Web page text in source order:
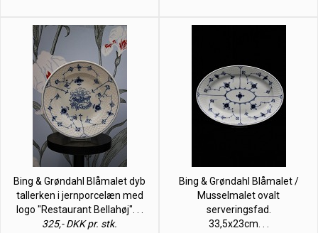
Bing & Grøndahl Blåmalet dyb
tallerken i jernporcelæn med
logo "Restaurant Bellahøj". . .
325,- DKK pr. stk.
Bing & Grøndahl Blåmalet /
Musselmalet ovalt
serveringsfad.
33,5x23cm. . .